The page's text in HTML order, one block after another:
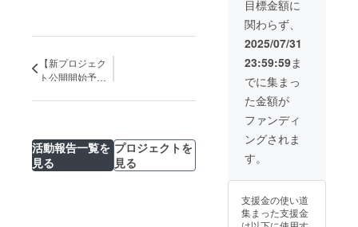
【新プロジェク
ト公開開始予定
活動報告一覧を
見る
プロジェクトを
見る
下がる
可能性
もござ
いま
す。
上の都
合等に
より出
荷時期
る場合
があり
※皆様の
ご支援
量産効
場合、
正規販
売価格
が販売
せん。
※デザイ
ン・仕
更にな
る可能
性もご
ざいま
す。ご
了承く
ださ
状況、
使用部
材の供
給状
ト（ラ
イトグ
レー）
※消費税
込み ※
割引率
は販売
予定価
格に送
料を含
む合計
もので
※ご支援
後の
目標金額に
関わらず、
2025/07/31
23:59:59ま
でに集まっ
た金額が
ファンディ
ングされま
す。
支援金の使い道
集まった支援金